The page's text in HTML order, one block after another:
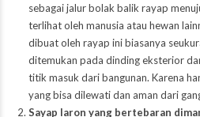
sebagai jalur bolak balik rayap
terlihat oleh manusia atau hewan
dibuat oleh rayap ini biasanya
ditemukan pada dinding eksterior
titik masuk dari bangunan. Karena
yang bisa dilewati dan aman dari
Sayap laron yang bertebaran